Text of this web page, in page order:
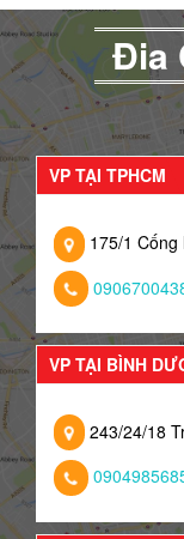
Đia
VP TẠI TPHCM
175/1
VP TẠI BÌNH
243/24/18